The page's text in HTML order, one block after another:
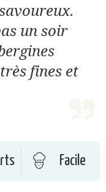
un soir
fines et
Facile